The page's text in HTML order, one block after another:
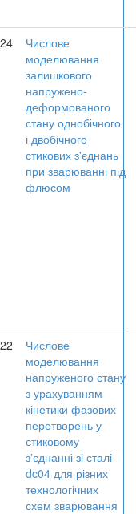
Числове
моделювання
залишкового
напружено-
деформованого
стану однобічного
і двобічного
стикових з'єднань
при зварюванні під
флюсом
Числове
моделювання
напруженого стану
з урахуванням
кінетики фазових
перетворень у
стиковому
зʼєднанні зі сталі
dc04 для різних
технологічних
схем зварювання